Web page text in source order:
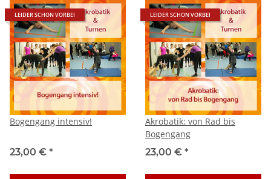
LEIDER SCHON VORBEI
Bogengang intensiv!
23,00 € *
LEIDER SCHON VORBEI
Akrobatik: von Rad bis
Bogengang
23,00 € *